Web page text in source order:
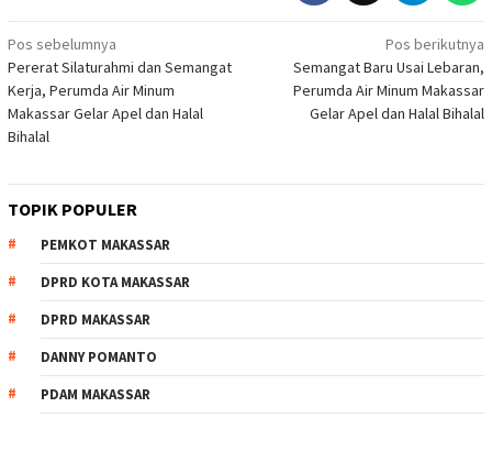
Navigasi
pos
Pos sebelumnya
Pererat Silaturahmi dan Semangat
Kerja, Perumda Air Minum
Makassar Gelar Apel dan Halal
Bihalal
Pos berikutnya
Semangat Baru Usai Lebaran,
Perumda Air Minum Makassar
Gelar Apel dan Halal Bihalal
TOPIK POPULER
PEMKOT MAKASSAR
DPRD KOTA MAKASSAR
DPRD MAKASSAR
DANNY POMANTO
PDAM MAKASSAR